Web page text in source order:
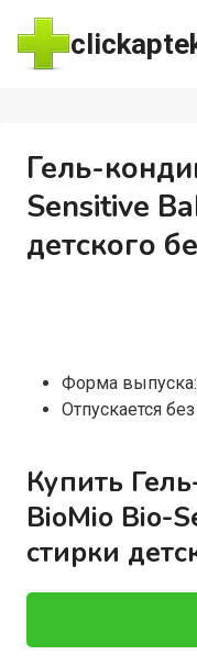
Перейти
содержимому
Гель-
Sensitive
детского
Форма выпуска:
Отпускается
Купить
BioMio Bio-
стирки